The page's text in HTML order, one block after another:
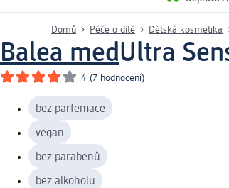
Domů Péče o dítě Dětská kosmetika
Balea medUltra
4 (7 hodnocení)
bez parfemace
vegan
bez parabenů
bez alkoholu